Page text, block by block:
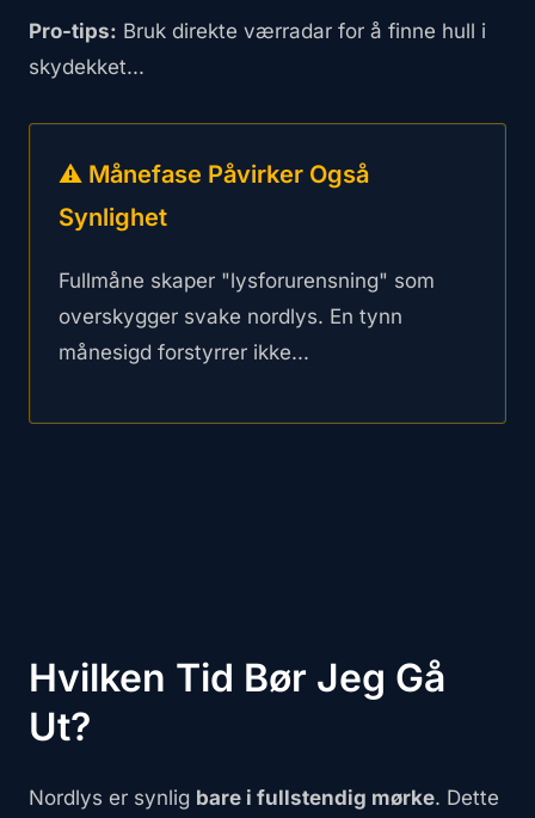
Pro-tips: Bruk direkte værradar for å finne hull i
skydekket...
⚠️ Månefase Påvirker Også
Synlighet
Fullmåne skaper "lysforurensning" som
overskygger svake nordlys. En tynn
månesigd forstyrrer ikke...
Hvilken Tid Bør Jeg Gå
Ut?
Nordlys er synlig bare i fullstendig mørke. Dette